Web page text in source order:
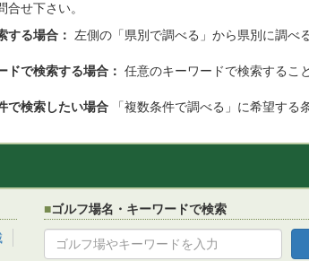
合せ下さい。
する場合： 左側の「県別で調べる」から県別に調べ
ドで検索する場合： 任意のキーワードで検索するこ
で検索したい場合
「複数条件で調べる」に希望する
ゴルフ場名・キーワードで検索